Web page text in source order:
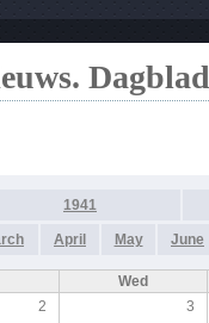
Dagblad
1941
April May June
Wed
2 3